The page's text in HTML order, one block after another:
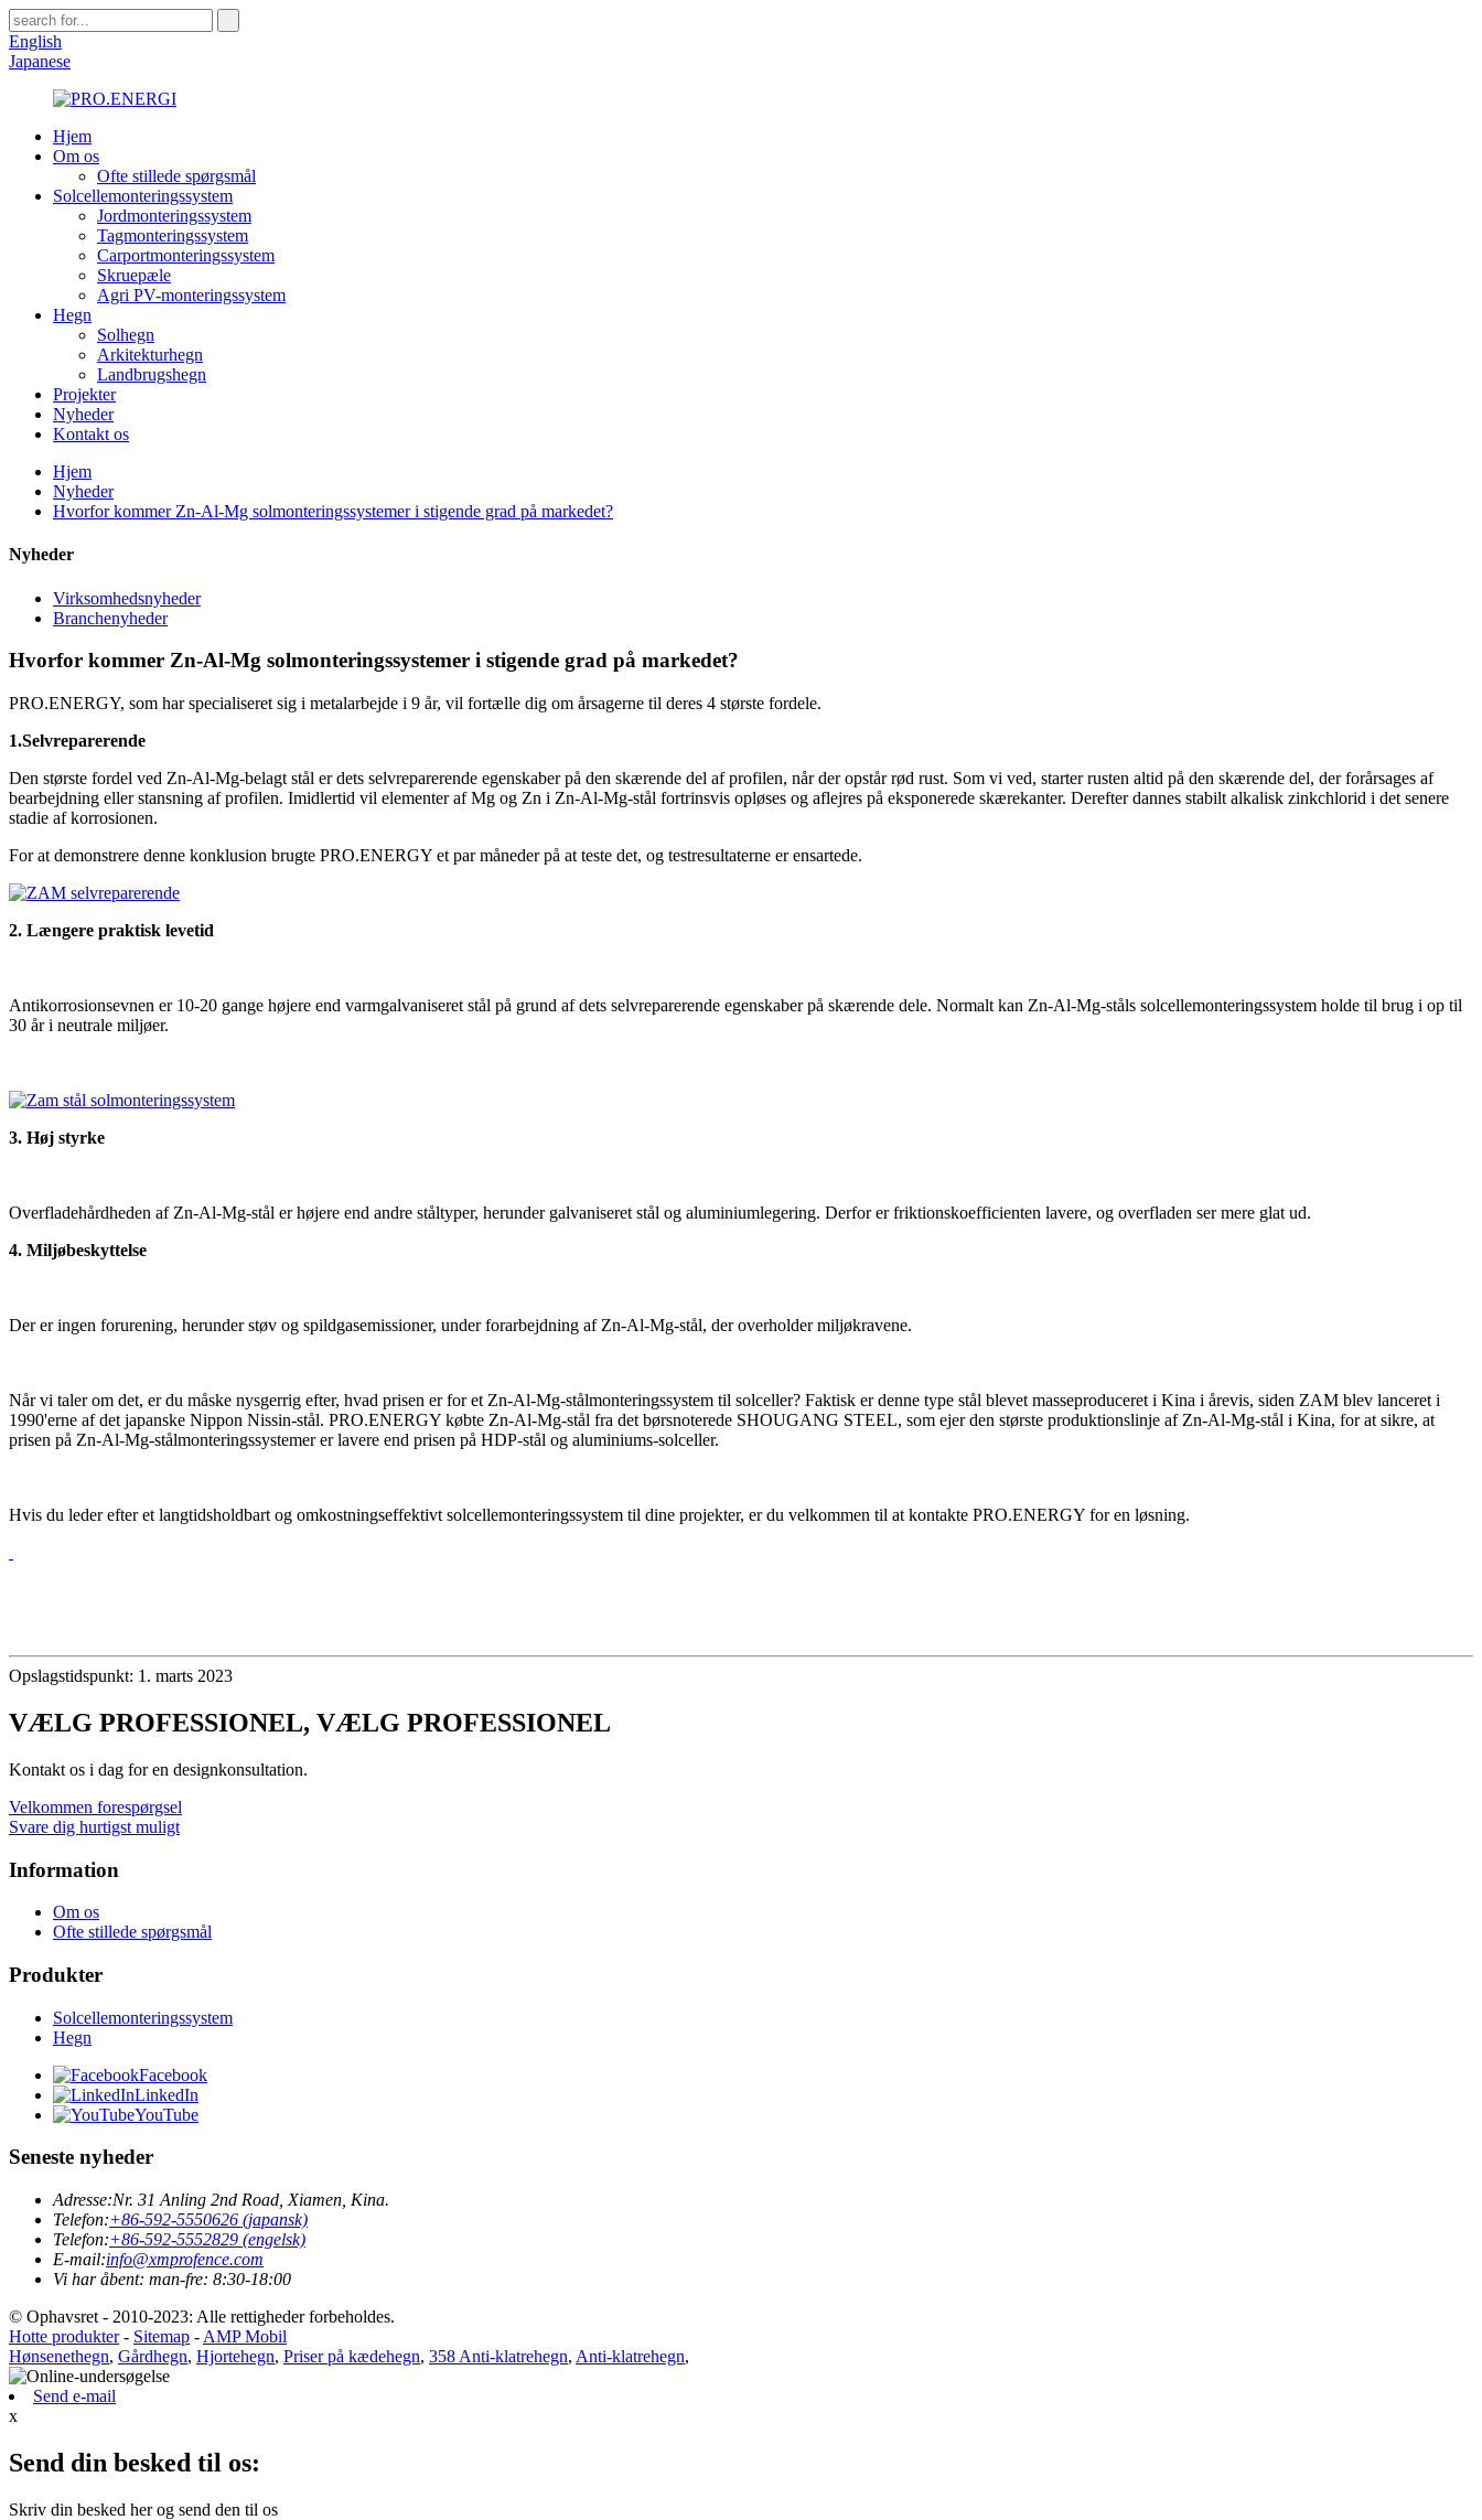
English
Japanese
Hjem
Om os
Ofte stillede spørgsmål
Solcellemonteringssystem
Jordmonteringssystem
Tagmonteringssystem
Carportmonteringssystem
Skruepæle
Agri PV-monteringssystem
Hegn
Solhegn
Arkitekturhegn
Landbrugshegn
Projekter
Nyheder
Kontakt os
Hjem
Nyheder
Hvorfor kommer Zn-Al-Mg solmonteringssystemer i stigende grad på markedet?
Nyheder
Virksomhedsnyheder
Branchenyheder
Hvorfor kommer Zn-Al-Mg solmonteringssystemer i stigende grad på markedet?
PRO.ENERGY, som har specialiseret sig i metalarbejde i 9 år, vil fortælle dig om årsagerne til deres 4 største fordele.
1.Selvreparerende
Den største fordel ved Zn-Al-Mg-belagt stål er dets selvreparerende egenskaber på den skærende del af profilen, når der opstår rød rust. Som vi ved, starter rusten altid på den skærende del, der forårsages af
bearbejdning eller stansning af profilen. Imidlertid vil elementer af Mg og Zn i Zn-Al-Mg-stål fortrinsvis opløses og aflejres på eksponerede skærekanter. Derefter dannes stabilt alkalisk zinkchlorid i det senere
stadie af korrosionen.
For at demonstrere denne konklusion brugte PRO.ENERGY et par måneder på at teste det, og testresultaterne er ensartede.
2. Længere praktisk levetid
Antikorrosionsevnen er 10-20 gange højere end varmgalvaniseret stål på grund af dets selvreparerende egenskaber på skærende dele. Normalt kan Zn-Al-Mg-ståls solcellemonteringssystem holde til brug i op til
30 år i neutrale miljøer.
3. Høj styrke
Overfladehårdheden af Zn-Al-Mg-stål er højere end andre ståltyper, herunder galvaniseret stål og aluminiumlegering. Derfor er friktionskoefficienten lavere, og overfladen ser mere glat ud.
4. Miljøbeskyttelse
Der er ingen forurening, herunder støv og spildgasemissioner, under forarbejdning af Zn-Al-Mg-stål, der overholder miljøkravene.
Når vi taler om det, er du måske nysgerrig efter, hvad prisen er for et Zn-Al-Mg-stålmonteringssystem til solceller? Faktisk er denne type stål blevet masseproduceret i Kina i årevis, siden ZAM blev lanceret i
1990'erne af det japanske Nippon Nissin-stål. PRO.ENERGY købte Zn-Al-Mg-stål fra det børsnoterede SHOUGANG STEEL, som ejer den største produktionslinje af Zn-Al-Mg-stål i Kina, for at sikre, at
prisen på Zn-Al-Mg-stålmonteringssystemer er lavere end prisen på HDP-stål og aluminiums-solceller.
Hvis du leder efter et langtidsholdbart og omkostningseffektivt solcellemonteringssystem til dine projekter, er du velkommen til at kontakte PRO.ENERGY for en løsning.
Opslagstidspunkt: 1. marts 2023
VÆLG PROFESSIONEL, VÆLG PROFESSIONEL
Kontakt os i dag for en designkonsultation.
Velkommen forespørgsel
Svare dig hurtigst muligt
Information
Om os
Ofte stillede spørgsmål
Produkter
Solcellemonteringssystem
Hegn
Facebook
LinkedIn
YouTube
Seneste nyheder
Adresse:Nr. 31 Anling 2nd Road, Xiamen, Kina.
Telefon:+86-592-5550626 (japansk)
Telefon:+86-592-5552829 (engelsk)
E-mail:info@xmprofence.com
Vi har åbent: man-fre: 8:30-18:00
© Ophavsret - 2010-2023: Alle rettigheder forbeholdes.
Hotte produkter- Sitemap - AMP Mobil
Hønsenethegn, Gårdhegn, Hjortehegn, Priser på kædehegn, 358 Anti-klatrehegn, Anti-klatrehegn,
Send e-mail
x
Send din besked til os:
Skriv din besked her og send den til os